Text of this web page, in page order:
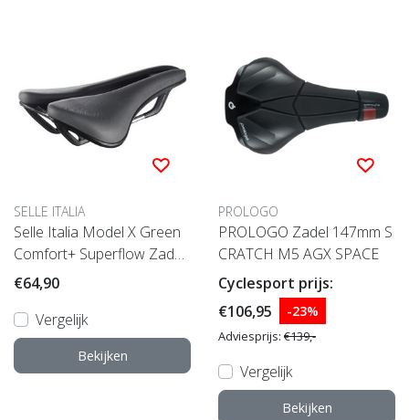
SELLE ITALIA
Selle Italia Model X Green
Comfort+ Superflow Zadel
Zwart 145 mm
€64,90
Vergelijk
Bekijken
PROLOGO
PROLOGO Zadel 147mm S
CRATCH M5 AGX SPACE
Cyclesport prijs:
€106,95
-23%
Adviesprijs: €139,-
Vergelijk
Bekijken